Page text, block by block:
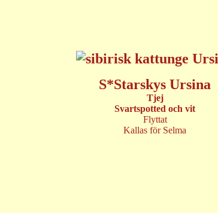
S*Starskys Ursina
Tjej
Svartspotted och vit
Flyttat
Kallas för Selma